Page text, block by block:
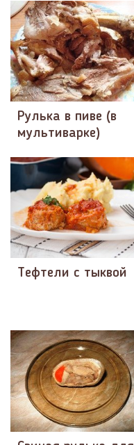
Рулька в пиве (в
мультиварке)
Тефтели с тыквой